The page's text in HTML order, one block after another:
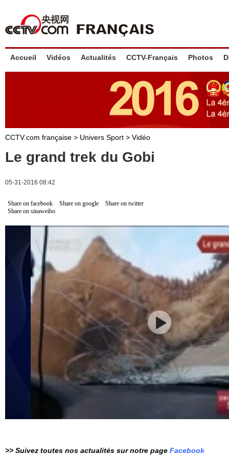
Accueil Vidéos Actualités CCTV-Français Photos
CCTV.com française > Univers Sport > Vidéo
Le grand trek du Gobi
05-31-2016 08:42
Share on facebook Share on google
Share on twitter
Share on sinaweibo
>> Suivez toutes nos actualités sur notre page Facebook